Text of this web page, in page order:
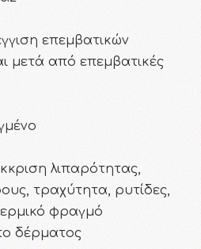
επεμβατικών
μετά από επεμβατικές
λιπαρότητας,
τραχύτητα, ρυτίδες,
φραγμό
δέρματος